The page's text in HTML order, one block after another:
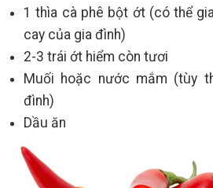
1 thìa cà phê bột ớt (có thể
cay của gia đình)
2-3 trái ớt hiểm còn tươi
Muối hoặc nước mắm (tùy
đình)
Dầu ăn